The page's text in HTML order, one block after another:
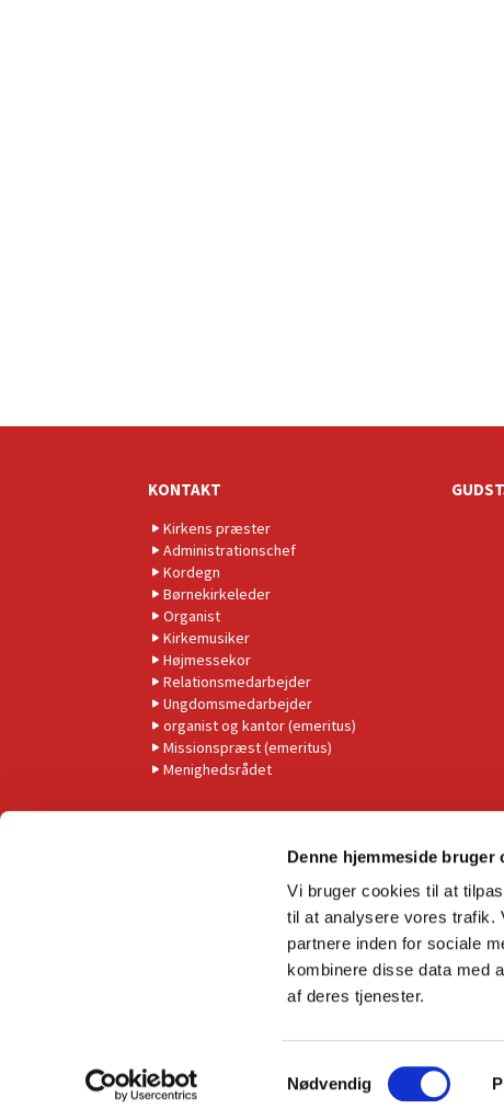
Denne hjemmeside bruger
Vi bruger cookies til at
til at analysere vores trafik.
partnere inden for sociale
kombinere disse data med
af deres tjenester.
a
Nødvendig
KONTAKT
Kirkens præster
Administrationschef
Kordegn
Børnekirkeleder
Organist
Kirkemusiker
Højmessekor
Relationsmedarbejder
Ungdomsmedarbejder
organist og kantor (emeritus)
Missionspræst (emeritus)
Menighedsrådet